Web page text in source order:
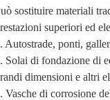
sostituire materiali
superiori ed
Autostrade, ponti,
Solai di fondazione di
dimensioni e altri
Vasche di corrosione